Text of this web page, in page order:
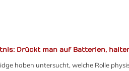
Drückt man auf Batterien,
haben untersucht, welche Rolle